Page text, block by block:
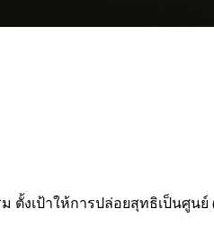
เป้าให้การปล่อยสุทธิเป็นศูนย์